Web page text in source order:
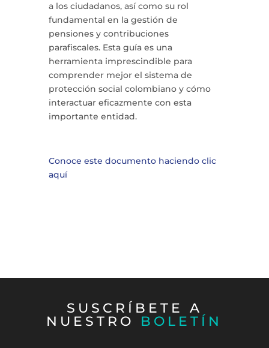
a los ciudadanos, así como su rol
fundamental en la gestión de
pensiones y contribuciones
parafiscales. Esta guía es una
herramienta imprescindible para
comprender mejor el sistema de
protección social colombiano y cómo
interactuar eficazmente con esta
importante entidad.
Conoce este documento haciendo clic
aquí
SUSCRÍBETE A
NUESTRO
BOLETÍN